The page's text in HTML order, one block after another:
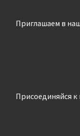
Приглашаем в
Присоединяйся